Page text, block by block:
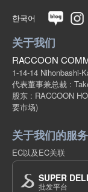
한국어
关于我们
RACCOON
1-14-14 Nihonbashi-
代表董事兼总裁 :
股东 : RACCOON
要市场)
关于我们的服务
EC以及EC关联
SUPER
批发平台